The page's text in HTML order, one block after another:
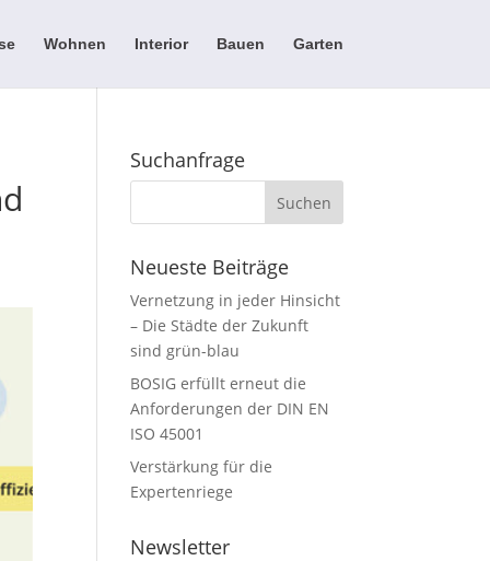
Wohnen Interior Bauen Garten
Suchanfrage
Neueste Beiträge
Vernetzung in jeder Hinsicht
– Die Städte der Zukunft
sind grün-blau
BOSIG erfüllt erneut die
Anforderungen der DIN EN
ISO 45001
Verstärkung für die
Expertenriege
Newsletter